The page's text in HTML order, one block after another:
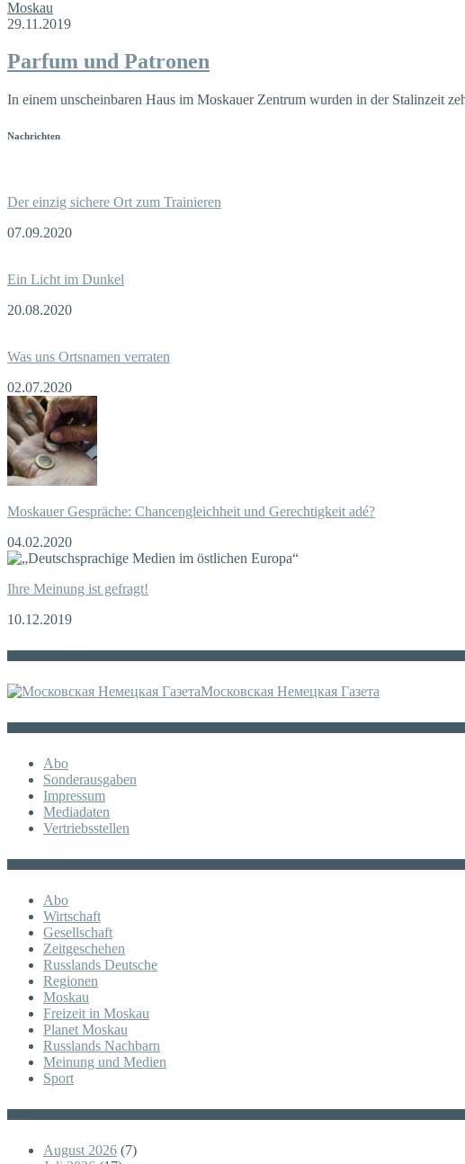
Moskau
29.11.2019
Parfum und Patronen
In einem unscheinbaren Haus im Moskauer Zentrum wurden in der Stalinzeit
Nachrichten
Der einzig sichere Ort zum Trainieren
07.09.2020
Ein Licht im Dunkel
20.08.2020
Was uns Ortsnamen verraten
02.07.2020
Moskauer Gespräche: Chancengleichheit und Gerechtigkeit adé?
04.02.2020
Ihre Meinung ist gefragt!
10.12.2019
Московская Немецкая Газета
Abo
Sonderausgaben
Impressum
Mediadaten
Vertriebsstellen
Abo
Wirtschaft
Gesellschaft
Zeitgeschehen
Russlands Deutsche
Regionen
Moskau
Freizeit in Moskau
Planet Moskau
Russlands Nachbarn
Meinung und Medien
Sport
August 2026 (7)